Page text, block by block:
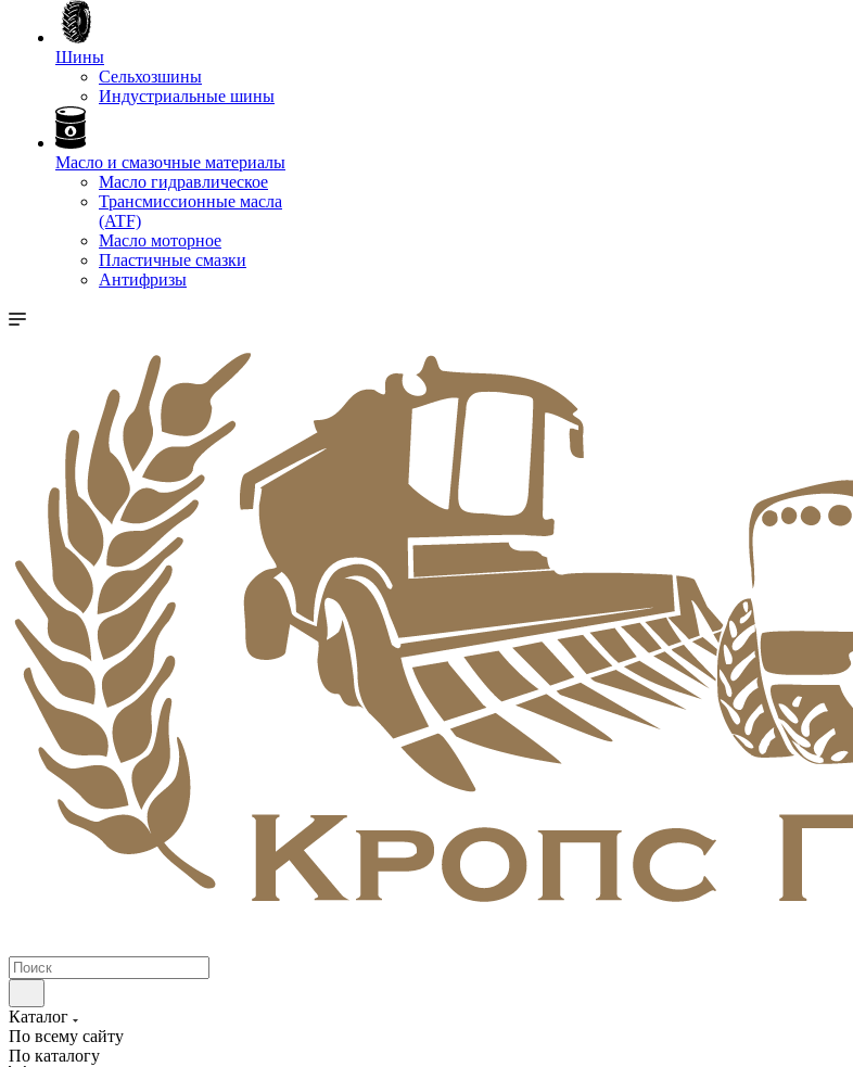
Шины
Сельхозшины
Индустриальные шины
Масло и смазочные материалы
Масло гидравлическое
Трансмиссионные масла
(ATF)
Масло моторное
Пластичные смазки
Антифризы
Каталог
По всему сайту
По каталогу